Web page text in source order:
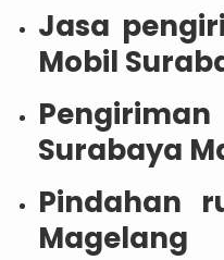
Jasa
Mobil
Surabaya
Pindahan
Magelang